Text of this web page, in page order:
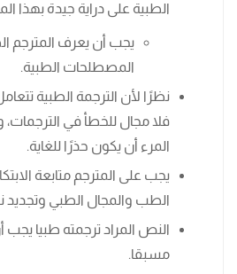
الطبية على دراية جيدة بهذا
يجب أن يعرف المترجم
المصطلحات الطبية.
نظرًا لأن الترجمة الطبية
فلا مجال للخطأ في الترجمات،
المرء أن يكون حذرًا للغاية.
يجب على المترجم متابعة
الطب والمجال الطبي وتجديد
النص المراد ترجمته طبيا يجب
مسبقا.